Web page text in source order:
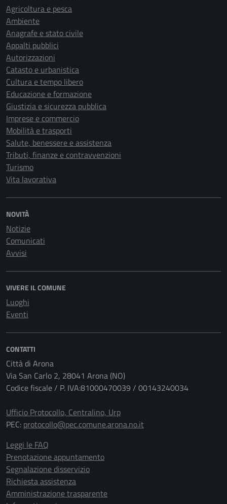
Agricoltura e pesca
Ambiente
Anagrafe e stato civile
Appalti pubblici
Autorizzazioni
Catasto e urbanistica
Cultura e tempo libero
Educazione e formazione
Giustizia e sicurezza pubblica
Imprese e commercio
Mobilità e trasporti
Salute, benessere e assistenza
Tributi, finanze e contravvenzioni
Turismo
Vita lavorativa
NOVITÀ
Notizie
Comunicati
Avvisi
VIVERE IL COMUNE
Luoghi
Eventi
CONTATTI
Città di Arona
Via San Carlo 2, 28041 Arona (NO)
Codice fiscale / P. IVA:81000470039 / 00143240034
Ufficio Protocollo, Centralino, Urp
PEC: protocollo@pec.comune.arona.no.it
Leggi le FAQ
Prenotazione appuntamento
Segnalazione disservizio
Richiesta assistenza
Amministrazione trasparente